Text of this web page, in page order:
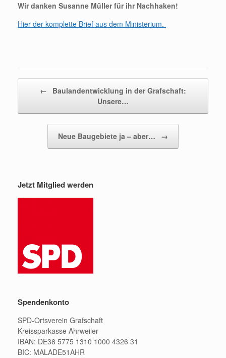
Wir danken Susanne Müller für ihr Nachhaken!
Hier der komplette Brief aus dem Ministerium.
←
Baulandentwicklung in der Grafschaft:
Unsere…
Neue Baugebiete ja – aber… →
Jetzt Mitglied werden
Spendenkonto
SPD-Ortsverein Grafschaft
Kreissparkasse Ahrweiler
IBAN: DE38 5775 1310 1000 4326 31
BIC: MALADE51AHR